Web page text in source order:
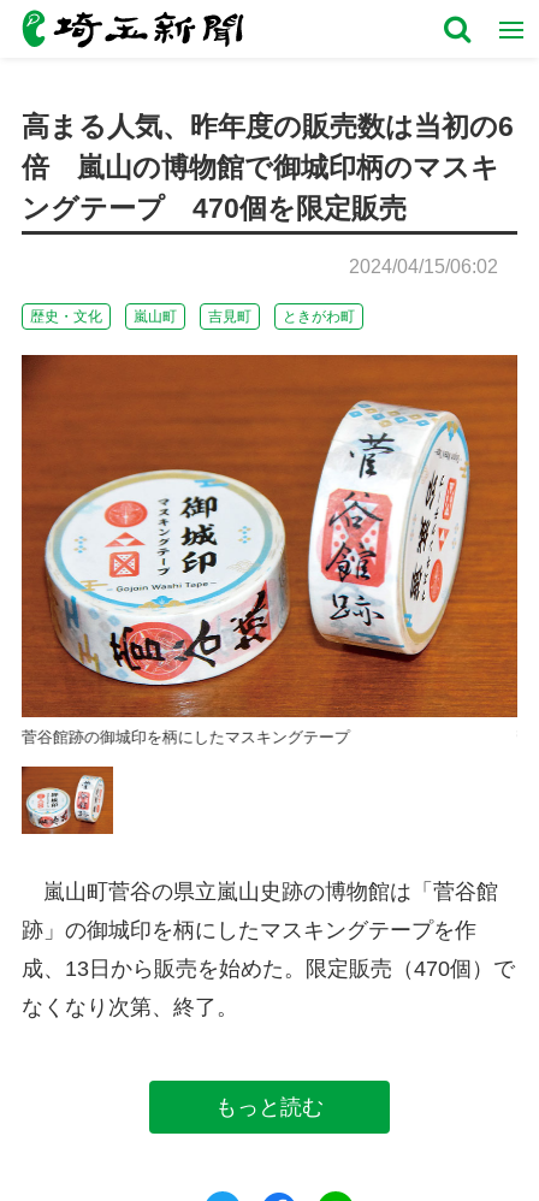
高まる人気、昨年度の販売数は当初の6
倍 嵐山の博物館で御城印柄のマスキ
ングテープ 470個を限定販売
2024/04/15/06:02
歴史・文化 嵐山町 吉見町 ときがわ町
菅谷館跡の御城印を柄にしたマスキングテープ
嵐山町菅谷の県立嵐山史跡の博物館は「菅谷館
跡」の御城印を柄にしたマスキングテープを作
成、13日から販売を始めた。限定販売（470個）で
なくなり次第、終了。
もっと読む